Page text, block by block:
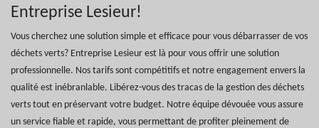
Entreprise Lesieur!
Vous cherchez une solution simple et efficace pour vous débarrasser de vos
déchets verts? Entreprise Lesieur est là pour vous offrir une solution
professionnelle. Nos tarifs sont compétitifs et notre engagement envers la
qualité est inébranlable. Libérez-vous des tracas de la gestion des déchets
verts tout en préservant votre budget. Notre équipe dévouée vous assure
un service fiable et rapide, vous permettant de profiter pleinement de